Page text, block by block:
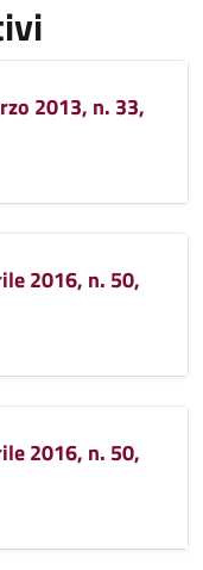
2013, n. 33,
2016, n. 50,
2016, n. 50,